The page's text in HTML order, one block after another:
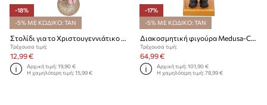
-18%
-5% ΜΕ ΚΩΔΙΚΟ: TAN
Τρέχουσα τιμή:
12,99 €
Αρχική τιμή:19,90 €
Η χαμηλότερη τιμή:15,99 €
-17%
-5% ΜΕ ΚΩΔΙΚΟ: TAN
Τρέχουσα τιμή:
64,99 €
Αρχική τιμή:101,90 €
Η χαμηλότερη τιμή:78,99 €